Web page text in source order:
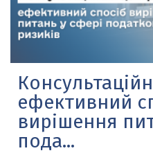
ефективний
вирішення
пода...